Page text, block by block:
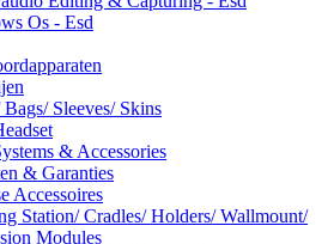
Os - Esd
Bags/ Sleeves/ Skins
& Accessories
& Garanties
Accessoires
Station/ Cradles/ Holders/ Wallmount/
Modules